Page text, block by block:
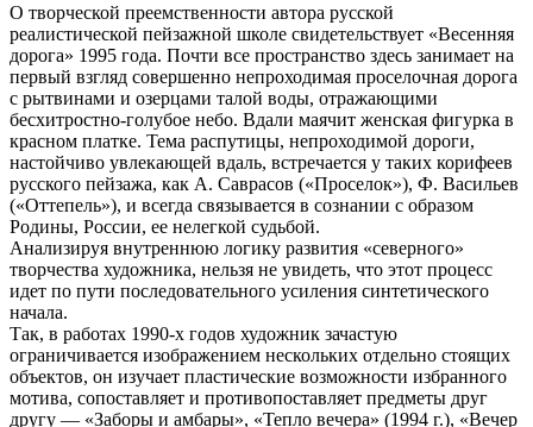
О творческой преемственности автора русской
реалистической пейзажной школе свидетельствует «Весенняя
дорога» 1995 года. Почти все пространство здесь занимает на
первый взгляд совершенно непроходимая проселочная дорога
с рытвинами и озерцами талой воды, отражающими
бесхитростно-голубое небо. Вдали маячит женская фигурка в
красном платке. Тема распутицы, непроходимой дороги,
настойчиво увлекающей вдаль, встречается у таких корифеев
русского пейзажа, как А. Саврасов («Проселок»), Ф. Васильев
(«Оттепель»), и всегда связывается в сознании с образом
Родины, России, ее нелегкой судьбой.
Анализируя внутреннюю логику развития «северного»
творчества художника, нельзя не увидеть, что этот процесс
идет по пути последовательного усиления синтетического
начала.
Так, в работах 1990-х годов художник зачастую
ограничивается изображением нескольких отдельно стоящих
объектов, он изучает пластические возможности избранного
мотива, сопоставляет и противопоставляет предметы друг
другу — «Заборы и амбары», «Тепло вечера» (1994 г.), «Вечер